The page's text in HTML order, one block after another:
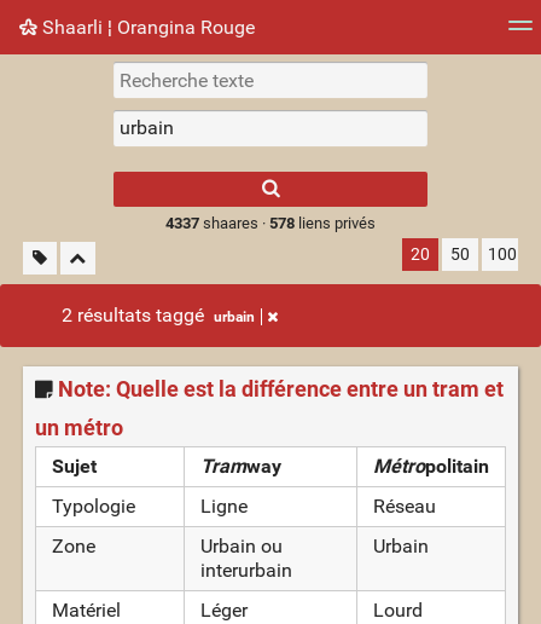
Shaarli ¦ Orangina Rouge
Nuage de tags Mur d'images
results.
4337shaares · 578liens privés
20 50 100
2 résultats taggé urbain
Note: Quelle est la différence entre un tram et
un métro
Sujet Tramway Métropolitain
Typologie
Ligne
Réseau
Zone
Urbain ou
interurbain
Urbain
Matériel Léger
Lourd